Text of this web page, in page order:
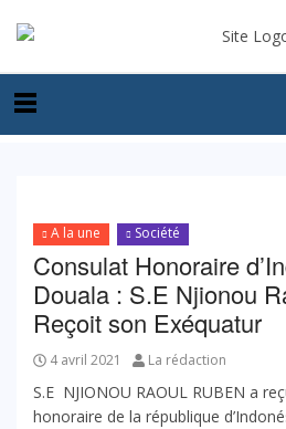
A la une Société
Consulat Honoraire
Douala : S.E Njionou
Reçoit son Exéquatur
4 avril 2021 La rédaction
S.E NJIONOU RAOUL RUBEN a
honoraire de la république